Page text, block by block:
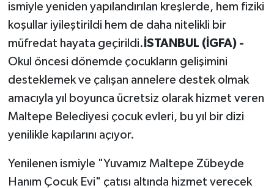
ismiyle yeniden yapılandırılan kreşlerde, hem fiziki
koşullar iyileştirildi hem de daha nitelikli bir
müfredat hayata geçirildi. İSTANBUL (İGFA) -
Okul öncesi dönemde çocukların gelişimini
desteklemek ve çalışan annelere destek olmak
amacıyla yıl boyunca ücretsiz olarak hizmet veren
Maltepe Belediyesi çocuk evleri, bu yıl bir dizi
yenilikle kapılarını açıyor.
Yenilenen ismiyle "Yuvamız Maltepe Zübeyde
Hanım Çocuk Evi" çatısı altında hizmet verecek